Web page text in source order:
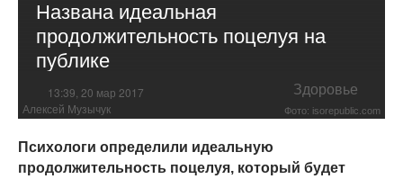
Названа идеальная
продолжительность поцелуя на
публике
13:39, 20 мар 2017 Здоровье
Алексей Музычук Фото: isorepublic.com
Психологи определили идеальную
продолжительность поцелуя, который будет